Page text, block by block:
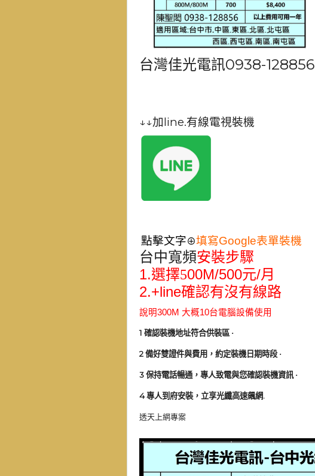
台灣佳光電訊0938-128856
↓↓加line.有線電視裝機
點擊文字⊕填寫Google表單裝機
台中寬頻安裝步驟
1.選擇500M/500元/月
2.+line確認有沒有線路
說明300M 大概10台電腦設備使用
1 確認裝機地址符合供裝區 ·
2 備好雙證件與費用，約定裝機日期時段 ·
3 保持電話暢通，專人致電與您確認裝機資訊 ·
4專人到府安裝，立享光纖高速飆網.
透天上網專案